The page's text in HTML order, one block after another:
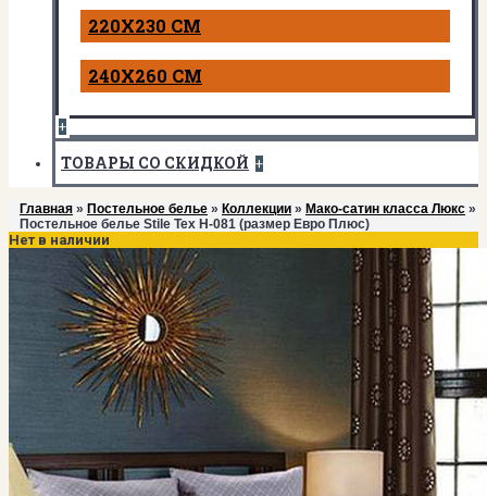
220Х230 СМ
240Х260 СМ
+
ТОВАРЫ СО СКИДКОЙ +
Главная » Постельное белье » Коллекции » Мако-сатин класса Люкс »
Постельное белье Stile Tex H-081 (размер Евро Плюс)
Нет в наличии